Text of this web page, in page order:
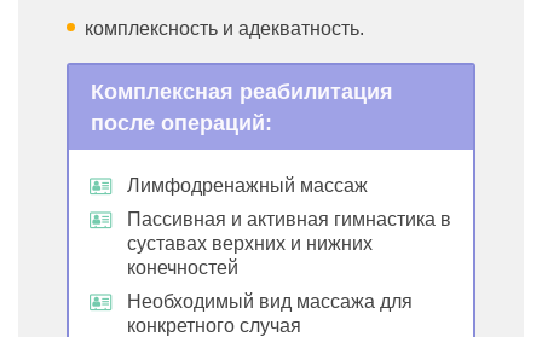
комплексность и адекватность.
Комплексная реабилитация
после операций:
Лимфодренажный массаж
Пассивная и активная гимнастика в
суставах верхних и нижних
конечностей
Необходимый вид массажа для
конкретного случая